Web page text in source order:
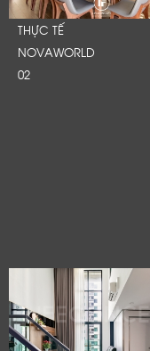
THỰC TẾ
NOVAWORLD
02